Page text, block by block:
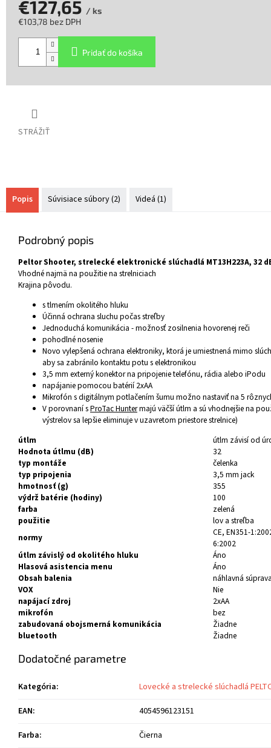
STRÁŽIŤ
€127,65 / ks
€103,78 bez DPH
Pridať do košíka
Popis Súvisiace súbory (2) Videá (1)
Podrobný popis
Peltor Shooter, strelecké elektronické slúchadlá MT13H223A, 32
Vhodné najmä na použitie na strelniciach
Krajina pôvodu.
s tlmením okolitého hluku
Účinná ochrana sluchu počas streľby
Jednoduchá komunikácia - možnosť zosilnenia hovorenej reči
pohodlné nosenie
Novo vylepšená ochrana elektroniky, ktorá je umiestnená mimo
aby sa zabránilo kontaktu potu s elektronikou
3,5 mm externý konektor na pripojenie telefónu, rádia alebo iPodu
napájanie pomocou batérií 2xAA
Mikrofón s digitálnym potlačením šumu možno nastaviť na 5
V porovnaní sProTac Huntermajú väčší útlm a sú vhodnejšie na
výstrelov sa lepšie eliminuje v uzavretom priestore strelnice)
útlm
útlm závisí od
Hodnota útlmu (dB)
32
typ montáže
čelenka
typ pripojenia
3,5 mm jack
hmotnosť (g)
355
výdrž batérie (hodiny)
100
farba
zelená
použitie
lov a streľba
normy
CE, EN351-
6:2002
útlm závislý od okolitého hluku
Áno
Hlasová asistencia menu
Áno
Obsah balenia
náhlavná
VOX
Nie
napájací zdroj
2xAA
mikrofón
bez
zabudovaná obojsmerná komunikácia
Žiadne
bluetooth
Žiadne
Dodatočné parametre
Kategória:
Lovecké a strelecké slúchadlá
EAN:
4054596123151
Farba:
Čierna